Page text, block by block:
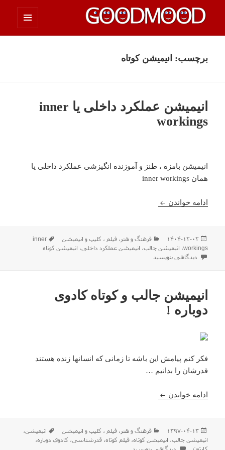
چیزای خووب مووب
برچسب: انیمیشن کوتاه
انیمیشن عملکرد داخلی یا inner
workings
انیمیشن بامزه ، طنز و آموزنده انگیزشی عملکرد داخلی یا
همان inner workings
ادامه خواندن انیمیشن عملکرد داخلی یا inner workings
ارسال
شده
در
۱۴۰۴-۱۲-۰۲ دسته‌ها
فرهنگ و هنر ،فیلم ، كليپ و انیمیشن برچسب‌ها
inner
workings، انیمیشن جالب، انیمیشن عملکرد داخلی، انیمیشن کوتاه
برای انیمیشن عملکرد داخلی یا inner workings
دیدگاهی بنویسید
انیمیشن جالب و کوتاه کادوی
دوباره !
فکر کنم پیامش این باشه تا زمانی که انسانها زنده هستند
قدرشان را بدانیم …
ادامه خواندن انیمیشن جالب و کوتاه کادوی دوباره !
ارسال
شده
۱۳۹۷-۰۴-۱۳ دسته‌ها
فرهنگ و هنر ،فیلم ، كليپ و انیمیشن برچسب‌ها
انیمیشن،
انیمیشن جالب، انیمیشن کوتاه،فیلم کوتاه،قدرشناسی، کادوی دوباره،